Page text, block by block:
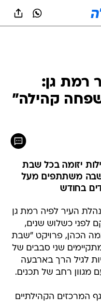
רמת גן:
קהילה"
יזומה בכל שבת
שבה משתתפים מעל
העיר לפיה רמת גן
לפני כשלוש שנים,
הכהן, פרויקט "שבת
שני סבבים של
לגיל הרך בארבעה
מגוון רחב של תכנים.
המרכזים הקהילתיים